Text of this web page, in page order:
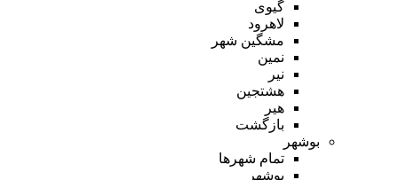
گیوی
لاهرود
مشگین شهر
نمین
نیر
هشتجین
هیر
بازگشت
بوشهر
تمام شهر‌ها
بوشهر